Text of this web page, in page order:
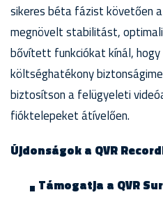
sikeres béta fázist követően
megnövelt stabilitást,
bővített funkciókat kínál,
költséghatékony
biztosítson a felügyeleti
fióktelepeket átívelően.
Újdonságok a QVR
Támogatja a QVR